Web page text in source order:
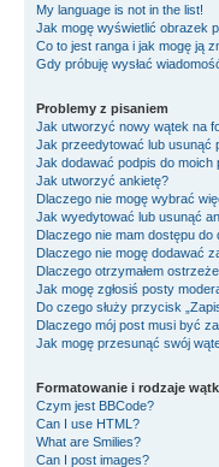
My language is not in the list!
Jak mogę wyświetlić obrazek
Co to jest ranga i jak mogę ją
Gdy próbuję wysłać
Problemy z pisaniem
Jak utworzyć nowy wątek na
Jak przeedytować lub usunąć
Jak dodawać podpis do moich
Jak utworzyć ankietę?
Dlaczego nie mogę wybrać
Jak wyedytować lub usunąć
Dlaczego nie mam dostępu do
Dlaczego nie mogę dodawać
Dlaczego otrzymałem
Jak mogę zgłosiś posty
Do czego służy przycisk
Dlaczego mój post musi być
Jak mogę przesunąć swój
Formatowanie i rodzaje
Czym jest BBCode?
Can I use HTML?
What are Smilies?
Can I post images?